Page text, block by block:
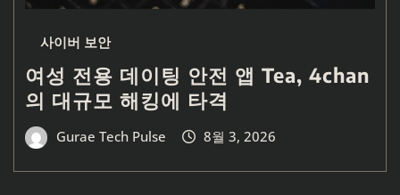
사이버 보안
여성 전용 데이팅 안전 앱 Tea, 4chan
의 대규모 해킹에 타격
Gurae Tech Pulse 8월 3, 2026